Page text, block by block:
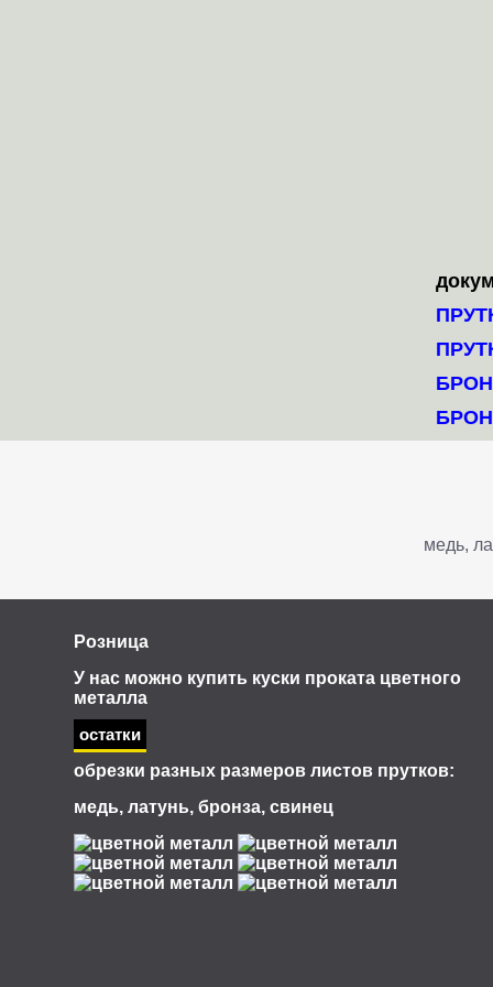
медь,
Розница
У нас можно купить куски проката цветного
металла
остатки
обрезки разных размеров листов прутков:
медь, латунь, бронза, свинец